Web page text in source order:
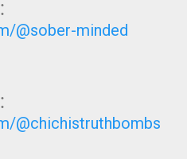
@sober-minded
@chichistruthbombs